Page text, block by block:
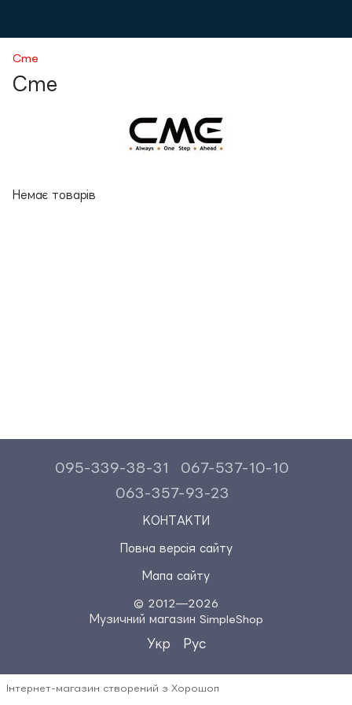
Cme
Cme
Немає товарів
095-339-38-31
067-537-10-10
063-357-93-23
КОНТАКТИ
Повна версія сайту
Мапа сайту
© 2012—2026
Музичний магазин SimpleShop
Укр Рус
Інтернет-магазин створений з Хорошоп